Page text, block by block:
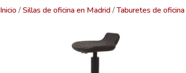
Inicio/Sillas de oficina en Madrid/Taburetes de oficina